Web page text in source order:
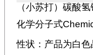
（小苏打）碳酸氢
化学分子式
性状：产品为白